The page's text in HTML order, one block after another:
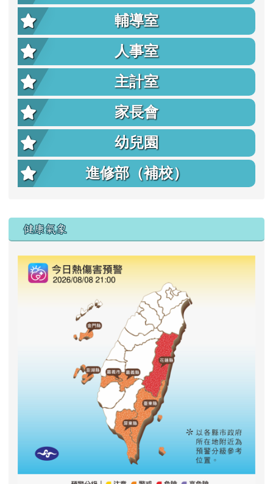
輔導室
人事室
主計室
家長會
幼兒園
進修部（補校）
右邊區域內容
健康氣象